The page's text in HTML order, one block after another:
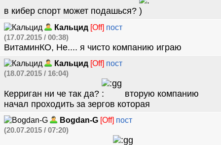
в кибер спорт может подашься?
Кальцид [Off] пост
(17.07.2015 / 00:38)
ВитаминКО, Не.... я чисто компанию играю
Кальцид [Off] пост
(18.07.2015 / 16:04)
Керриган ни че так да?
вторую компанию
начал проходить за зергов которая
Bogdan-G [Off] пост
(20.07.2015 / 07:20)